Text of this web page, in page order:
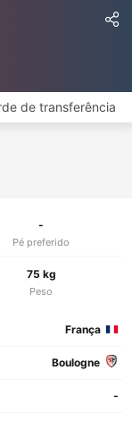
de transferência
-
Pé preferido
75 kg
Peso
França
Boulogne
-